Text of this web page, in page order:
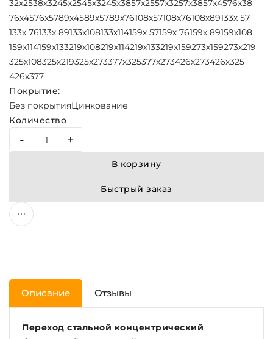
32х2538х3245х2545х3245х3857х2557х3257х3857х4576х38
76х4576х5789х4589х5789х76108х57108х76108х89133х 57
133х 76133х 89133х108133х114159х 57159х 76159х 89159х108
159х114159х133219х108219х114219х133219х159273х159273х219
325х108325х219325х273377х325377х273426х273426х325
426х377
Покрытие:
Без покрытияЦинкование
Количество
- +
В корзину
Быстрый заказ
Описание Отзывы
Переход стальной концентрический